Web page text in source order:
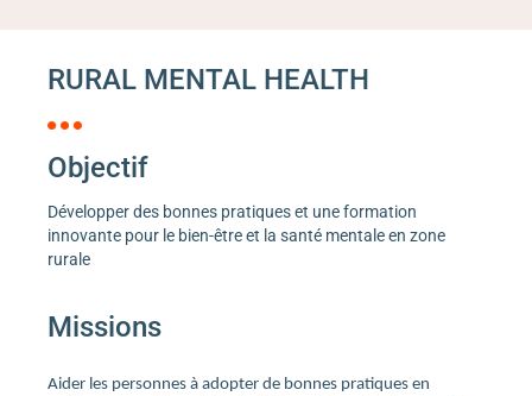
RURAL MENTAL HEALTH
Objectif
Développer des bonnes pratiques et une formation
innovante pour le bien-être et la santé mentale en zone
rurale
Missions
Aider les personnes à adopter de bonnes pratiques en